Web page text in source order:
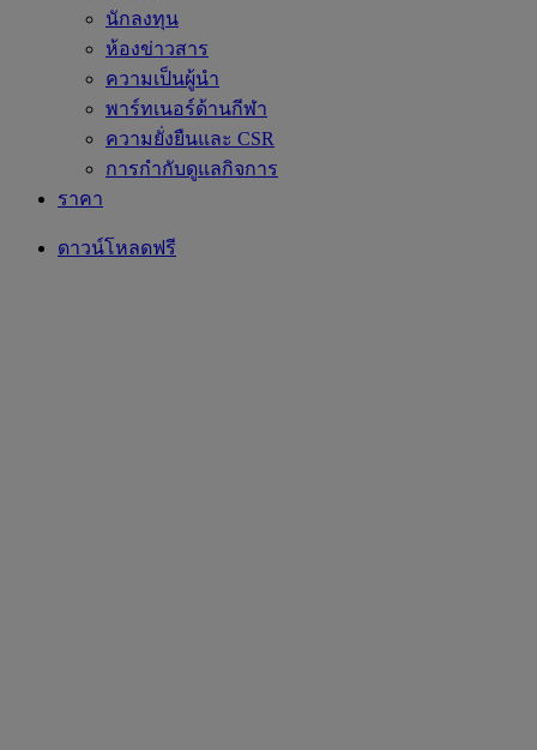
นักลงทุน
ห้องข่าวสาร
ความเป็นผู้นำ
พาร์ทเนอร์ด้านกีฬา
ความยั่งยืนและ CSR
การกำกับดูแลกิจการ
ราคา
ดาวน์โหลดฟรี